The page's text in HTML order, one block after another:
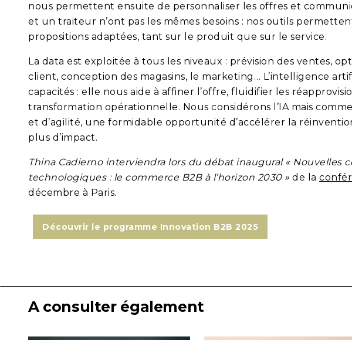
nous permettent ensuite de personnaliser les offres et
et un traiteur n’ont pas les mêmes besoins : nos outils
propositions adaptées, tant sur le produit que sur le service.
La data est exploitée à tous les niveaux : prévision des ventes,
client, conception des magasins, le marketing… L’intelligence
capacités : elle nous aide à affiner l’offre, fluidifier les
transformation opérationnelle. Nous considérons l’IA mais
et d’agilité, une formidable opportunité d’accélérer la
plus d’impact.
Thina Cadierno interviendra lors du débat inaugural « Nouvelles
technologiques : le commerce B2B à l’horizon 2030 » de la
décembre à Paris.
Découvrir le programme Innovation B2B 2025
A consulter également